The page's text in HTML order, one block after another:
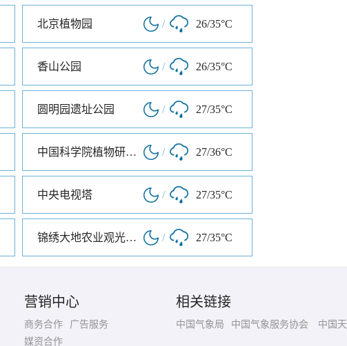
北京植物园 / 26/35°C
香山公园 / 26/35°C
圆明园遗址公园 / 27/35°C
中国科学院植物研究所北京植物园 / 27/36°C
中央电视塔 / 27/35°C
锦绣大地农业观光园区 / 27/35°C
营销中心
商务合作
广告服务
媒资合作
相关链接
中国气象局 中国气象服务协会 中国